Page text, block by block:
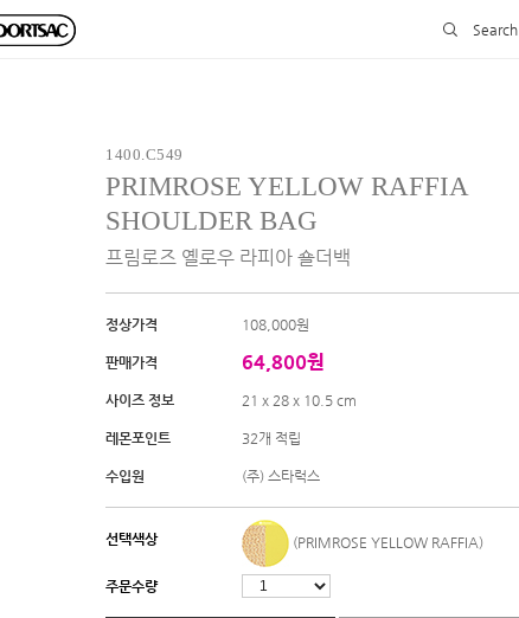
Search
1400.C549
PRIMROSE YELLOW RAFFIA
SHOULDER BAG
프림로즈 옐로우 라피아 숄더백
정상가격 108,000원
판매가격 64,800원
사이즈 정보 21 x 28 x 10.5 cm
레몬포인트 32개 적립
수입원 (주) 스타럭스
선택색상 (PRIMROSE YELLOW RAFFIA)
주문수량